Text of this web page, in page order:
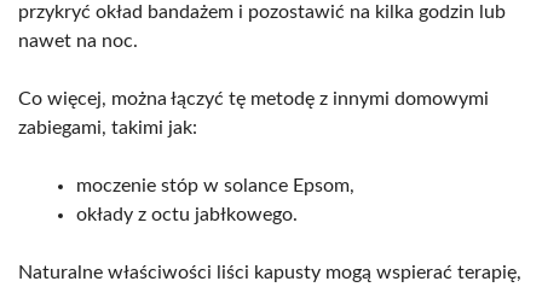
przykryć okład bandażem i pozostawić na kilka godzin lub
nawet na noc.
Co więcej, można łączyć tę metodę z innymi domowymi
zabiegami, takimi jak:
moczenie stóp w solance Epsom,
okłady z octu jabłkowego.
Naturalne właściwości liści kapusty mogą wspierać terapię,